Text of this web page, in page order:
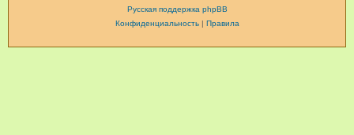
Русская поддержка phpBB
Конфиденциальность| Правила